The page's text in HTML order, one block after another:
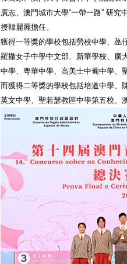
廣志、澳門城市大學“一帶一路” 研
授韓麗麗擔任。
獲得一等獎的學校包括勞校中學、氹
羅撒女子中學中文部、新華學校、廣
中學、粵華中學、高美士中葡中學、
而獲得二等獎的學校包括培道中學、
英文中學、聖若瑟教區中學第五校、